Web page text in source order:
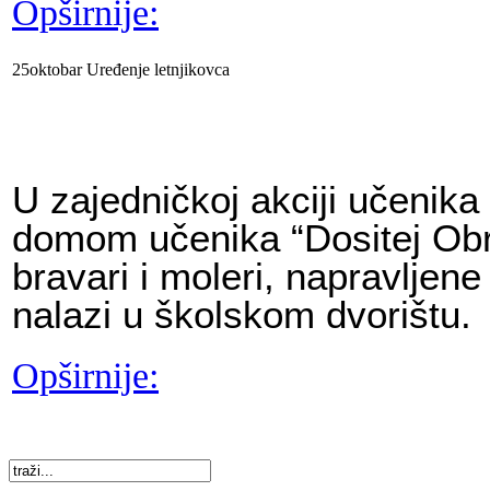
Opširnije:
25oktobar Uređenje letnjikovca
U zajedničkoj akciji
domom učenika “Dositej
bravari i moleri,
nalazi u školskom dvorištu.
Opširnije: